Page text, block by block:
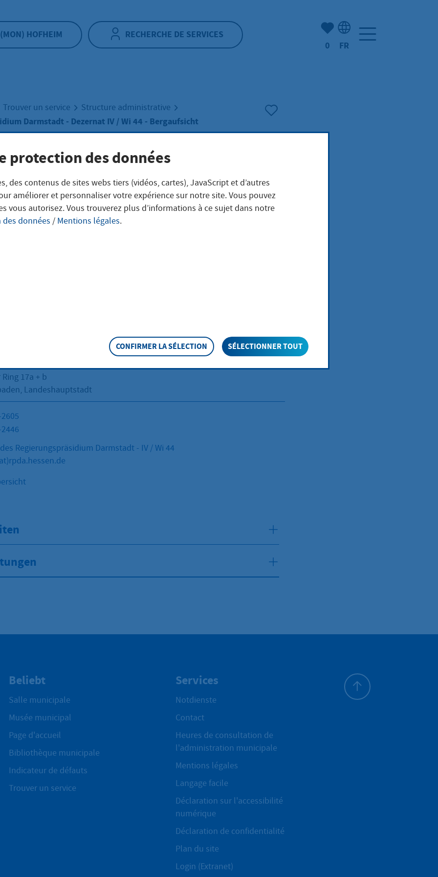
(MON) HOFHEIM RECHERCHE DE SERVICES
Nombre d'éléments mis en
0 FR
Trouver un service Structure administrative
Darmstadt - Dezernat IV / Wi 44 - Bergaufsicht
- Dezernat IV /
- Bergaufsicht
Kreisstadt Hofheim am Taunus
17a + b
Landeshauptstadt
Regierungspräsidium Darmstadt - IV / Wi 44
Beliebt
Salle municipale
Musée municipal
Page d'accueil
Bibliothèque municipale
Indicateur de défauts
Trouver un service
Services
Notdienste
Contact
Heures de consultation de
l'administration municipale
Mentions légales
Langage facile
Déclaration sur l'accessibilité
numérique
Déclaration de confidentialité
Plan du site
Login (Extranet)
protection des données
des contenus de sites webs tiers (vidéos, cartes), JavaScript et d’autres
améliorer et personnaliser votre expérience sur notre site. Vous pouvez
vous autorisez. Vous trouverez plus d’informations à ce sujet dans notre
données / Mentions légales.
CONFIRMER LA SÉLECTION SÉLECTIONNER TOUT